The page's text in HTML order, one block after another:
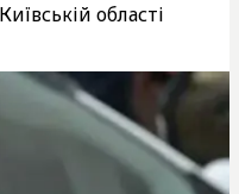
області